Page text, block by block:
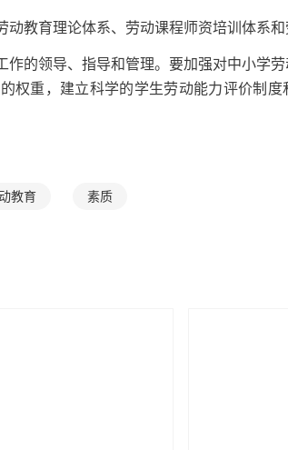
育理论体系、劳动课程师资培训体系和
的领导、指导和管理。要加强对中小学劳
权重，建立科学的学生劳动能力评价制
教育 素质